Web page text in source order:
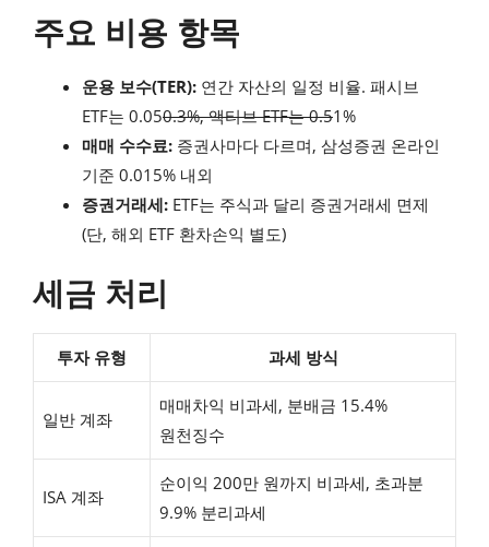
주요 비용 항목
운용 보수(TER): 연간 자산의 일정 비율. 패시브
ETF는 0.050.3%, 액티브 ETF는 0.51%
매매 수수료: 증권사마다 다르며, 삼성증권 온라인
기준 0.015% 내외
증권거래세: ETF는 주식과 달리 증권거래세 면제
(단, 해외 ETF 환차손익 별도)
세금 처리
투자 유형 과세 방식
일반 계좌
매매차익 비과세, 분배금 15.4%
원천징수
ISA 계좌
순이익 200만 원까지 비과세, 초과분
9.9% 분리과세